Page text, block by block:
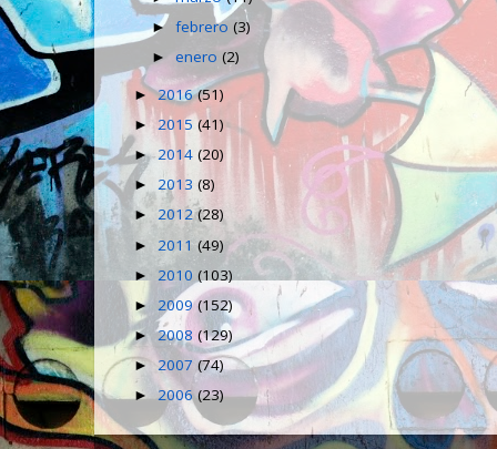
►febrero(3)
►enero(2)
►2016(51)
► 2015 (41)
►2014 (20)
► 2013 (8)
► 2012(28)
► 2011 (49)
► 2010 (103)
► 2009(152)
►2008 (129)
►2007 (74)
►2006(23)